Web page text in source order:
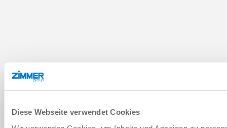
Diese Webseite verwendet Cookies